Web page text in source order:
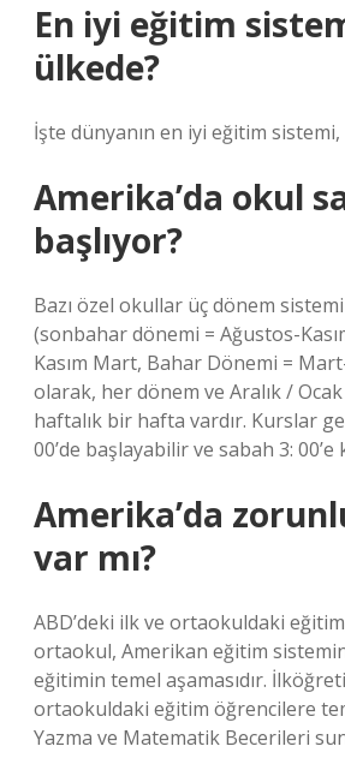
En iyi eğitim
ülkede?
İşte dünyanın en iyi eğitim sistemi,
Amerika’da okul
başlıyor?
Bazı özel okullar üç dönem
(sonbahar dönemi = Ağustos-
Kasım Mart, Bahar Dönemi =
olarak, her dönem ve Aralık /
haftalık bir hafta vardır. Kurslar
00’de başlayabilir ve sabah 3:
Amerika’da
var mı?
ABD’deki ilk ve ortaokuldaki
ortaokul, Amerikan eğitim
eğitimin temel aşamasıdır.
ortaokuldaki eğitim öğrencilere
Yazma ve Matematik Becerileri